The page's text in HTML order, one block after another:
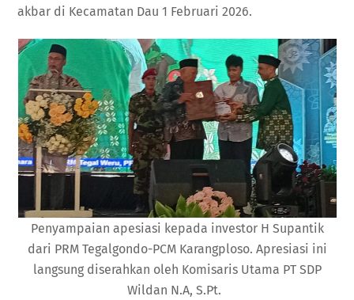
akbar di Kecamatan Dau 1 Februari 2026.
Penyampaian apesiasi kepada investor H Supantik
dari PRM Tegalgondo-PCM Karangploso. Apresiasi ini
langsung diserahkan oleh Komisaris Utama PT SDP
Wildan N.A, S.Pt.